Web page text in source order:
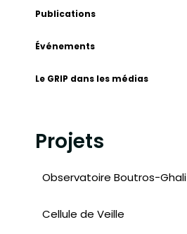
Publications
Événements
Le GRIP dans les médias
Projets
Observatoire Boutros-Ghali
Cellule de Veille